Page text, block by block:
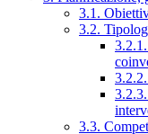
3.1.
3.2.
3.3.